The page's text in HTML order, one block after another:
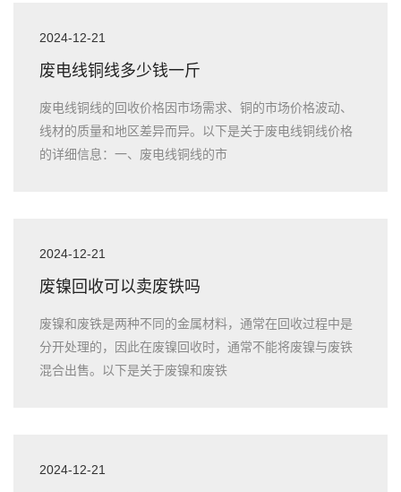
2024-12-21
废电线铜线多少钱一斤
废电线铜线的回收价格因市场需求、铜的市场价格波动、
线材的质量和地区差异而异。以下是关于废电线铜线价格
的详细信息：一、废电线铜线的市
2024-12-21
废镍回收可以卖废铁吗
废镍和废铁是两种不同的金属材料，通常在回收过程中是
分开处理的，因此在废镍回收时，通常不能将废镍与废铁
混合出售。以下是关于废镍和废铁
2024-12-21